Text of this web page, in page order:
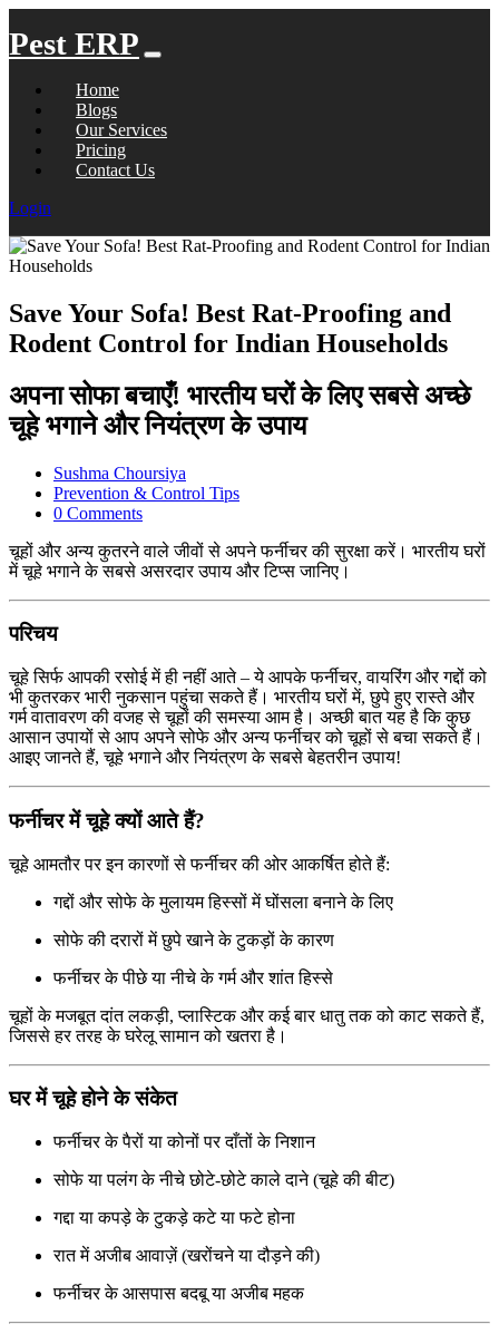
Pest ERP
Home
Blogs
Our Services
Pricing
Contact Us
Login
Save Your Sofa! Best Rat-Proofing and
Rodent Control for Indian Households
अपना सोफा बचाएँ! भारतीय घरों के लिए सबसे अच्छे
चूहे भगाने और नियंत्रण के उपाय
Sushma Choursiya
Prevention & Control Tips
0 Comments
चूहों और अन्य कुतरने वाले जीवों से अपने फर्नीचर की सुरक्षा करें। भारतीय घरों
में चूहे भगाने के सबसे असरदार उपाय और टिप्स जानिए।
परिचय
चूहे सिर्फ आपकी रसोई में ही नहीं आते – ये आपके फर्नीचर, वायरिंग और गद्दों को
भी कुतरकर भारी नुकसान पहुंचा सकते हैं। भारतीय घरों में, छुपे हुए रास्ते और
गर्म वातावरण की वजह से चूहों की समस्या आम है। अच्छी बात यह है कि कुछ
आसान उपायों से आप अपने सोफे और अन्य फर्नीचर को चूहों से बचा सकते हैं।
आइए जानते हैं, चूहे भगाने और नियंत्रण के सबसे बेहतरीन उपाय!
फर्नीचर में चूहे क्यों आते हैं?
चूहे आमतौर पर इन कारणों से फर्नीचर की ओर आकर्षित होते हैं:
गद्दों और सोफे के मुलायम हिस्सों में घोंसला बनाने के लिए
सोफे की दरारों में छुपे खाने के टुकड़ों के कारण
फर्नीचर के पीछे या नीचे के गर्म और शांत हिस्से
चूहों के मजबूत दांत लकड़ी, प्लास्टिक और कई बार धातु तक को काट सकते हैं,
जिससे हर तरह के घरेलू सामान को खतरा है।
घर में चूहे होने के संकेत
फर्नीचर के पैरों या कोनों पर दाँतों के निशान
सोफे या पलंग के नीचे छोटे-छोटे काले दाने (चूहे की बीट)
गद्दा या कपड़े के टुकड़े कटे या फटे होना
रात में अजीब आवाज़ें (खरोंचने या दौड़ने की)
फर्नीचर के आसपास बदबू या अजीब महक